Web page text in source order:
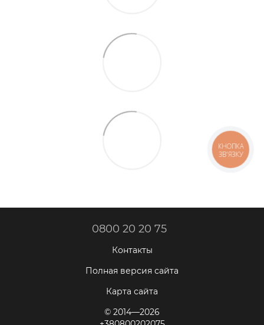
0800 20 20 75
Контакты
Полная версия сайта
Карта сайта
© 2014—2026
КНОПКА
ЗВ'ЯЗКУ